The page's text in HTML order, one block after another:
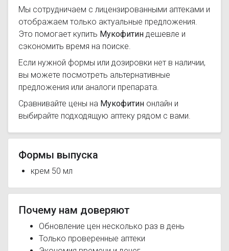
Мы сотрудничаем с лицензированными аптеками и
отображаем только актуальные предложения.
Это помогает купить Мукофитин дешевле и
сэкономить время на поиске.
Если нужной формы или дозировки нет в наличии,
вы можете посмотреть альтернативные
предложения или аналоги препарата.
Сравнивайте цены на Мукофитин онлайн и
выбирайте подходящую аптеку рядом с вами.
Формы выпуска
крем 50 мл
Почему нам доверяют
Обновление цен несколько раз в день
Только проверенные аптеки